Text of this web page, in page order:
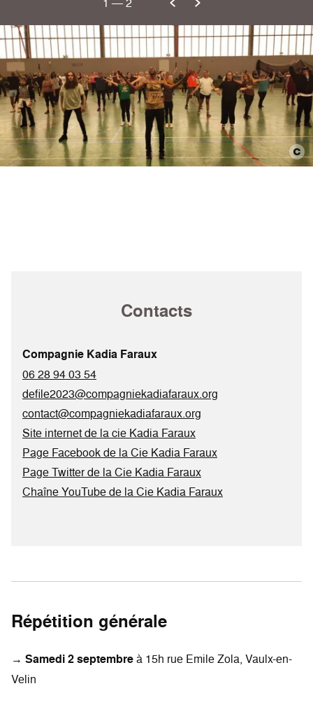
Contacts
Compagnie Kadia Faraux
06 28 94 03 54
defile2023@compagniekadiafaraux.org
contact@compagniekadiafaraux.org
Site internet de la cie Kadia Faraux
Page Facebook de la Cie Kadia Faraux
Page Twitter de la Cie Kadia Faraux
Chaîne YouTube de la Cie Kadia Faraux
Répétition générale
→ Samedi 2 septembreà 15h rue Emile Zola, Vaulx-en-
Velin